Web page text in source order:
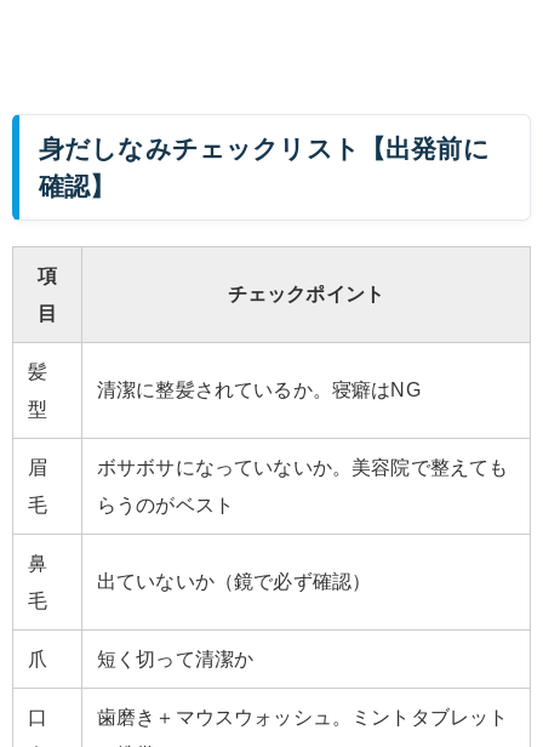
身だしなみチェックリスト【出発前に
確認】
項
目
チェックポイント
髪
型
清潔に整髪されているか。寝癖はNG
眉
毛
ボサボサになっていないか。美容院で整えても
らうのがベスト
鼻
毛
出ていないか（鏡で必ず確認）
爪 短く切って清潔か
口
歯磨き＋マウスウォッシュ。ミントタブレット